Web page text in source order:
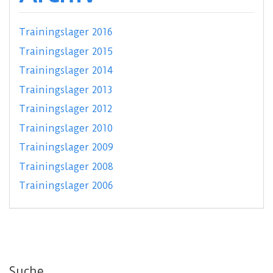
Trainingslager 2016
Trainingslager 2015
Trainingslager 2014
Trainingslager 2013
Trainingslager 2012
Trainingslager 2010
Trainingslager 2009
Trainingslager 2008
Trainingslager 2006